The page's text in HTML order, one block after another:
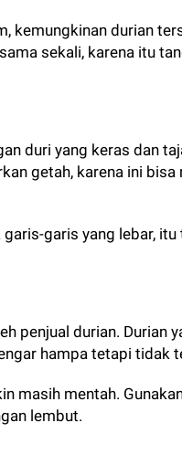
kemungkinan durian
sekali, karena itu
duri yang keras dan
getah, karena ini bisa
garis yang lebar, itu
penjual durian. Durian
hampa tetapi tidak
masih mentah.
lembut.